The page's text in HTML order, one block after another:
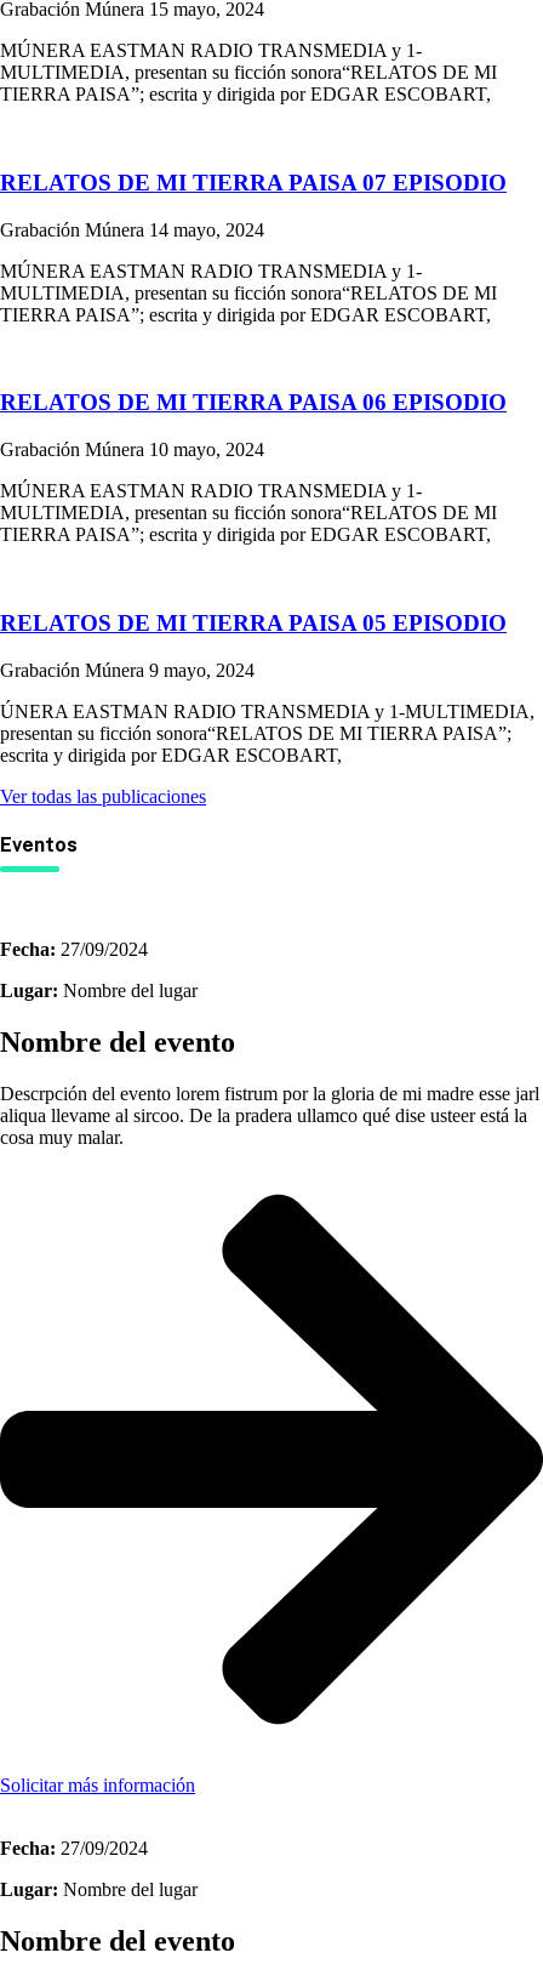
Grabación Múnera 15 mayo, 2024
MÚNERA EASTMAN RADIO TRANSMEDIA y 1-
MULTIMEDIA, presentan su ficción sonora“RELATOS DE MI
TIERRA PAISA”; escrita y dirigida por EDGAR ESCOBART,
RELATOS DE MI TIERRA PAISA 07 EPISODIO
Grabación Múnera 14 mayo, 2024
MÚNERA EASTMAN RADIO TRANSMEDIA y 1-
MULTIMEDIA, presentan su ficción sonora“RELATOS DE MI
TIERRA PAISA”; escrita y dirigida por EDGAR ESCOBART,
RELATOS DE MI TIERRA PAISA 06 EPISODIO
Grabación Múnera 10 mayo, 2024
MÚNERA EASTMAN RADIO TRANSMEDIA y 1-
MULTIMEDIA, presentan su ficción sonora“RELATOS DE MI
TIERRA PAISA”; escrita y dirigida por EDGAR ESCOBART,
RELATOS DE MI TIERRA PAISA 05 EPISODIO
Grabación Múnera 9 mayo, 2024
ÚNERA EASTMAN RADIO TRANSMEDIA y 1-MULTIMEDIA,
presentan su ficción sonora“RELATOS DE MI TIERRA PAISA”;
escrita y dirigida por EDGAR ESCOBART,
Ver todas las publicaciones
Eventos
Fecha: 27/09/2024
Lugar: Nombre del lugar
Nombre del evento
Descrpción del evento lorem fistrum por la gloria de mi madre esse jarl
aliqua llevame al sircoo. De la pradera ullamco qué dise usteer está la
cosa muy malar.
Solicitar más información
Fecha: 27/09/2024
Lugar: Nombre del lugar
Nombre del evento